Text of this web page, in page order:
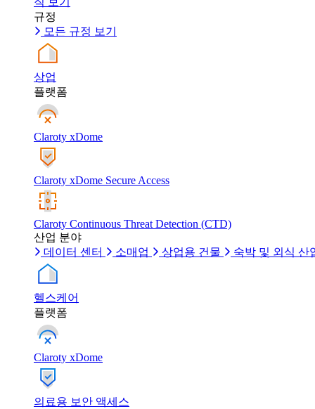
규정
모든 규정 보기
상업
플랫폼
Claroty xDome
Claroty xDome Secure Access
Claroty Continuous Threat Detection (CTD)
산업 분야
데이터 센터
소매업 상업용 건물 숙박 및 외식 산
헬스케어
플랫폼
Claroty xDome
의료용 보안 액세스